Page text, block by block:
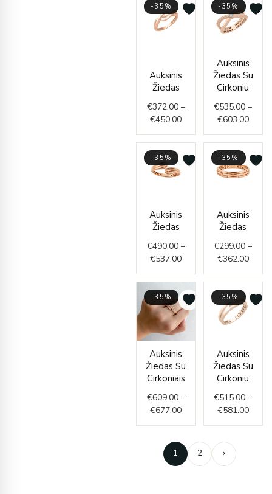
-35%
Auksinis
Žiedas
€372.00 –
€450.00
€372.00
€450.00
-35%
Auksinis
Žiedas Su
Cirkoniu
€535.00 –
€603.00
range:
-35%
Auksinis
Žiedas
€490.00 –
€537.00
range:
through
€537.00
-35%
Auksinis
Žiedas
€299.00 –
€362.00
range:
-35%
Auksinis
Žiedas Su
Cirkoniais
€609.00 –
€677.00
range:
€609.00
through
€677.00
-35%
Auksinis
Žiedas Su
Cirkoniu
€515.00 –
€581.00
range:
1 2 ›